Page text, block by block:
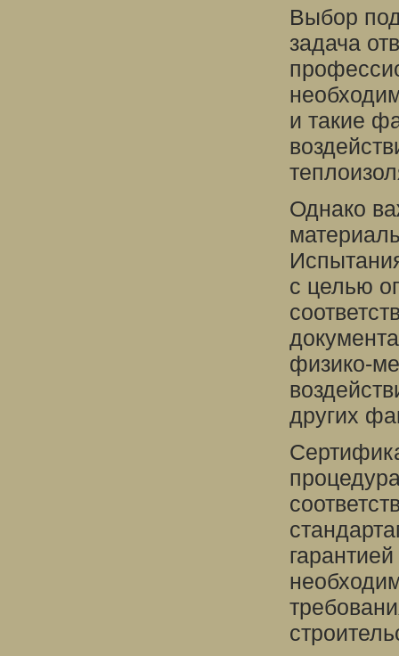
Выбор
задача
и такие
Однако
с целью
физико-
других